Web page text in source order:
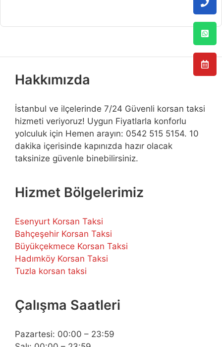
Hakkımızda
İstanbul ve ilçelerinde 7/24 Güvenli korsan taksi
hizmeti veriyoruz! Uygun Fiyatlarla konforlu
yolculuk için Hemen arayın: 0542 515 5154. 10
dakika içerisinde kapınızda hazır olacak
taksinize güvenle binebilirsiniz.
Hizmet Bölgelerimiz
Esenyurt Korsan Taksi
Bahçeşehir Korsan Taksi
Büyükçekmece Korsan Taksi
Hadımköy Korsan Taksi
Tuzla korsan taksi
Çalışma Saatleri
Pazartesi: 00:00 – 23:59